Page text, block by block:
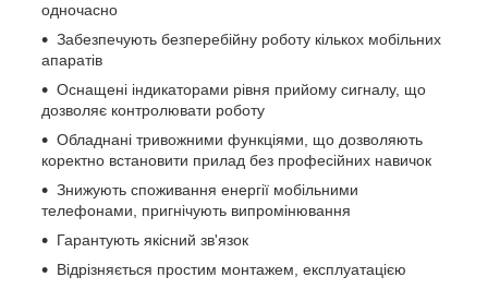
одночасно
Забезпечують безперебійну роботу кількох мобільних
апаратів
Оснащені індикаторами рівня прийому сигналу, що
дозволяє контролювати роботу
Обладнані тривожними функціями, що дозволяють
коректно встановити прилад без професійних навичок
Знижують споживання енергії мобільними
телефонами, пригнічують випромінювання
Гарантують якісний зв'язок
Відрізняється простим монтажем, експлуатацією